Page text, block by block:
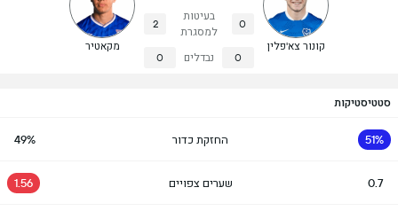
קונור צא'פלין
0
בעיטות
למסגרת
2
0 נבדלים 0
מקאטיר
סטטיסטיקות
51% החזקת כדור 49%
0.7 שערים צפויים 1.56